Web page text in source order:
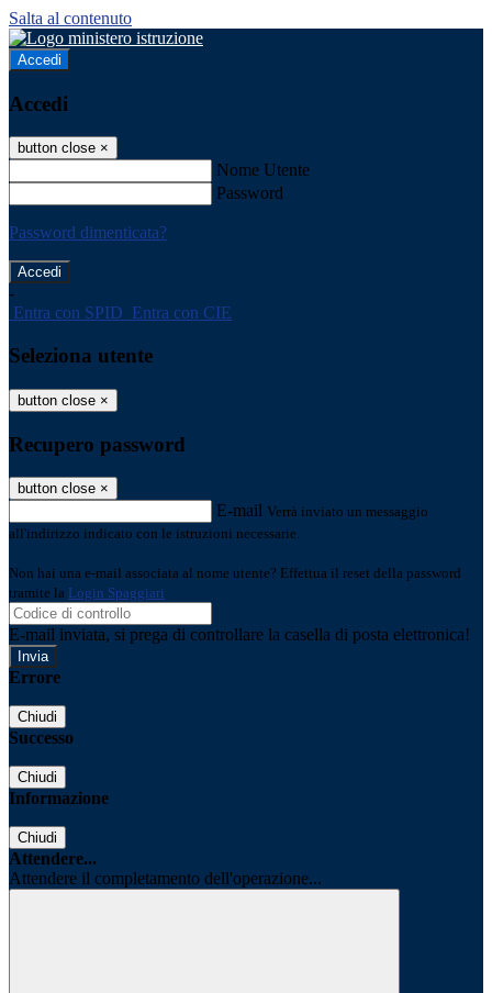
Salta al contenuto
Accedi
Accedi
button close ×
Nome Utente
Password
Password dimenticata?
-
Entra con SPID Entra con CIE
Seleziona utente
button close ×
Recupero password
button close ×
E-mail Verrà inviato un messaggio
all'indirizzo indicato con le istruzioni necessarie.
Non hai una e-mail associata al nome utente? Effettua il reset della password
tramite la Login Spaggiari
E-mail inviata, si prega di controllare la casella di posta elettronica!
Errore
Chiudi
Successo
Chiudi
Informazione
Chiudi
Attendere...
Attendere il completamento dell'operazione...